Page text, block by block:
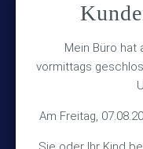
Mein Büro hat
vormittags
Am Freitag,